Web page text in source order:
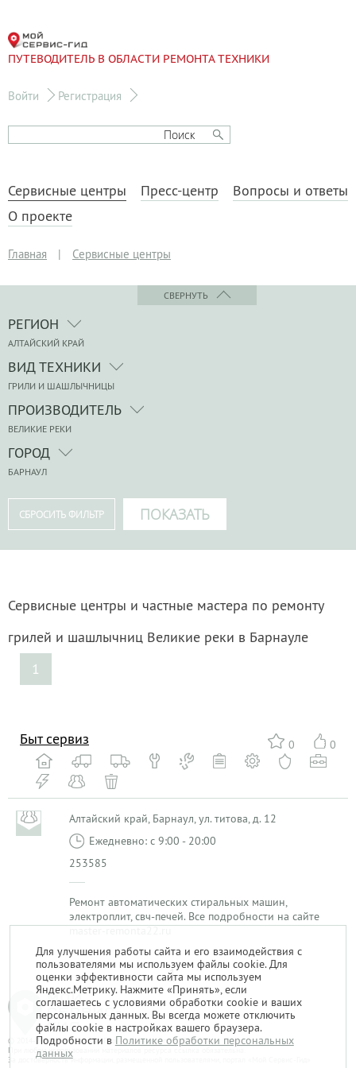
ПУТЕВОДИТЕЛЬ В ОБЛАСТИ РЕМОНТА ТЕХНИКИ
Войти Регистрация
Сервисные центры Пресс-центр
Вопросы и ответы
О проекте
Главная | Сервисные центры
СВЕРНУТЬ
РЕГИОН
АЛТАЙСКИЙ КРАЙ
ВИД ТЕХНИКИ
ГРИЛИ И ШАШЛЫЧНИЦЫ
ПРОИЗВОДИТЕЛЬ
ВЕЛИКИЕ РЕКИ
ГОРОД
БАРНАУЛ
Сервисные центры и частные мастера по ремонту
грилей и шашлычниц Великие реки в Барнауле
1
0 0
Быт сервиз
Алтайский край, Барнаул, ул. титова, д. 12
Ежедневно: с 9:00 - 20:00
253585
Ремонт автоматических стиральных машин,
электроплит, свч-печей. Все подробности на сайте
master-remonta22.ru
1
© 2014-2026. «Мой Сервис-Гид» – проект группы «Текарт».
При любом использовании материалов ресурса ссылка обязательна.
За достоверность информации, размещенной пользователями, портал «Мой Сервис-Гид»
Для улучшения работы сайта и его взаимодействия с
пользователями мы используем файлы cookie. Для
оценки эффективности сайта мы используем
Яндекс.Метрику. Нажмите «Принять», если
соглашаетесь с условиями обработки cookie и ваших
персональных данных. Вы всегда можете отключить
файлы cookie в настройках вашего браузера.
Подробности в Политике обработки персональных
данных